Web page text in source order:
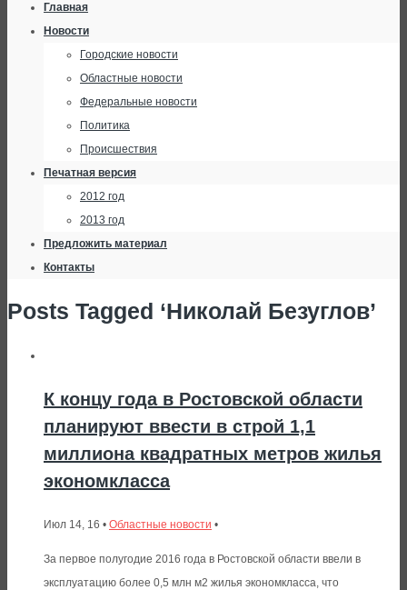
Главная
Новости
Городские новости
Областные новости
Федеральные новости
Политика
Происшествия
Печатная версия
2012 год
2013 год
Предложить материал
Контакты
Posts Tagged ‘Николай Безуглов’
К концу года в Ростовской области
планируют ввести в строй 1,1
миллиона квадратных метров жилья
экономкласса
Июл 14, 16 • Областные новости •
За первое полугодие 2016 года в Ростовской области ввели в
эксплуатацию более 0,5 млн м2 жилья экономкласса, что